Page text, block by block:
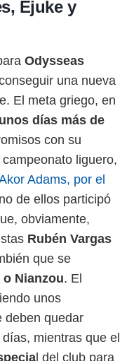
Ejuke y
Odysseas
una nueva
El meta griego, en
días más de
con su
liguero,
Adams, por el
de ellos participó
obviamente,
Rubén Vargas
que se
o Nianzou. El
unos
deben quedar
mientras que el
l del club para